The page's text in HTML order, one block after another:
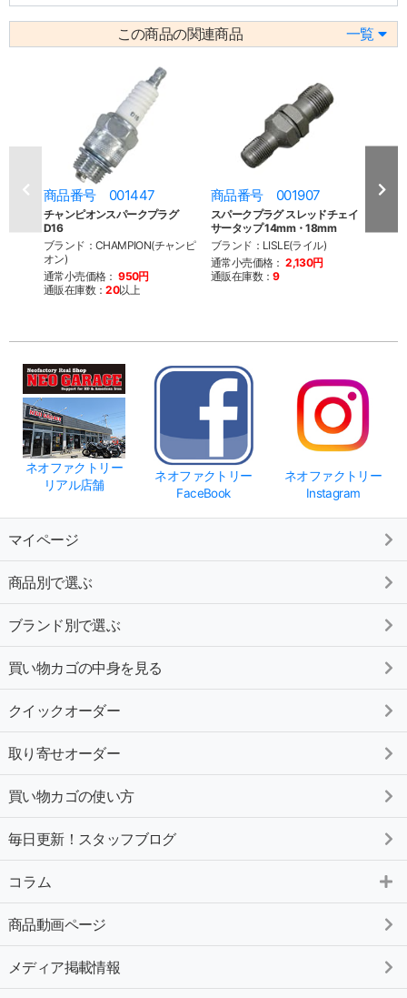
この商品の関連商品 一覧
商品番号 001447
チャンピオンスパークプラグ
D16
ブランド：CHAMPION(チャンピ
オン)
通常小売価格： 950円
通販在庫数：20以上
商品番号 001907
スパークプラグ スレッドチェイ
サータップ 14mm・18mm
ブランド：LISLE(ライル)
通常小売価格： 2,130円
通販在庫数：9
商
ネオファクトリー
リアル店舗
ネオファクトリー
FaceBook
ネオファクトリー
Instagram
マイページ
商品別で選ぶ
ブランド別で選ぶ
買い物カゴの中身を見る
クイックオーダー
取り寄せオーダー
買い物カゴの使い方
毎日更新！スタッフブログ
コラム
商品動画ページ
メディア掲載情報